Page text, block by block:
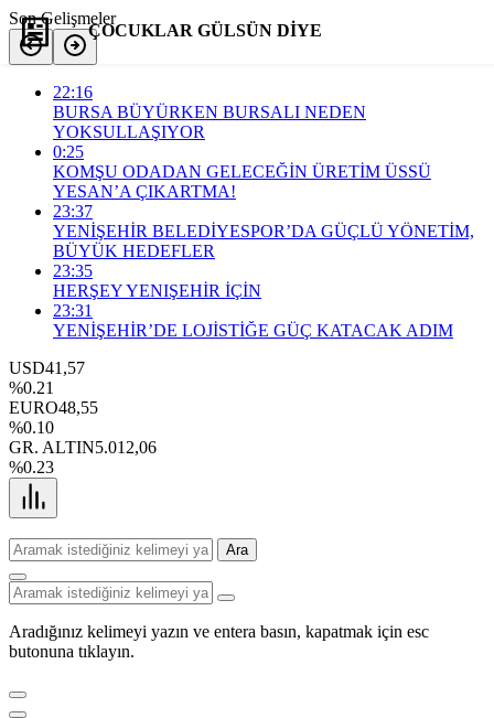
Son Gelişmeler
22:16
BURSA BÜYÜRKEN BURSALI NEDEN
YOKSULLAŞIYOR
0:25
KOMŞU ODADAN GELECEĞİN ÜRETİM ÜSSÜ
YESAN’A ÇIKARTMA!
23:37
YENİŞEHİR BELEDİYESPOR’DA GÜÇLÜ YÖNETİM,
BÜYÜK HEDEFLER
23:35
HERŞEY YENIŞEHİR İÇİN
23:31
YENİŞEHİR’DE LOJİSTİĞE GÜÇ KATACAK ADIM
USD41,57
%0.21
EURO48,55
%0.10
GR. ALTIN5.012,06
%0.23
Ara
Aradığınız kelimeyi yazın ve entera basın, kapatmak için esc
butonuna tıklayın.
ÇOCUKLAR GÜLSÜN DİYE
Yorum Yap